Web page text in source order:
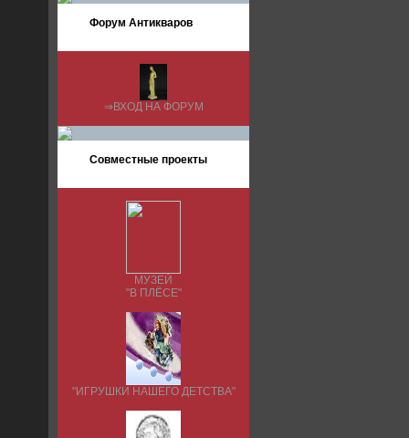
Форум Антикваров
⇒ВХОД НА ФОРУМ
Совместные проекты
МУЗЕЙ
"В ПЛЁСЕ"
"ИГРУШКИ НАШЕГО ДЕТСТВА"